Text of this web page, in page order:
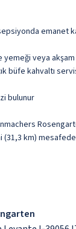
emanet
veya
büfe kahvaltı
bulunur
(31,3 km)